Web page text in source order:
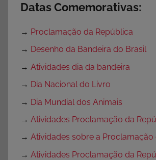
Datas Comemorativas:
→ Proclamação da República
→ Desenho da Bandeira do Brasil
→ Atividades dia da bandeira
→ Dia Nacional do Livro
→ Dia Mundial dos Animais
→ Atividades Proclamação da
→ Atividades sobre a Proclamação
→ Atividades Proclamação da